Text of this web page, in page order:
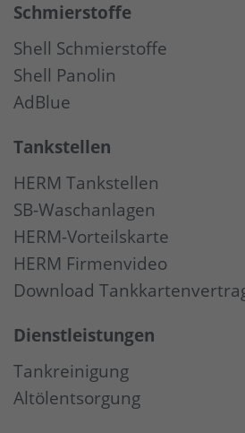
Schmierstoffe
Shell Schmierstoffe
Shell Panolin
AdBlue
Tankstellen
HERM Tankstellen
SB-Waschanlagen
HERM-Vorteilskarte
HERM Firmenvideo
Download
Dienstleistungen
Tankreinigung
Altölentsorgung